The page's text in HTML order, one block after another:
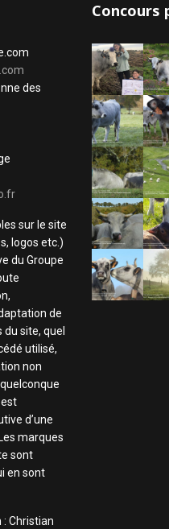
des
sur le site
logos etc.)
du Groupe
de
site, quel
utilisé,
non
d’une
marques
sont
en sont
: Christian
Concours